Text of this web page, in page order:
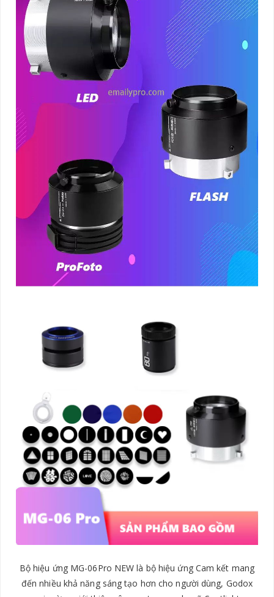
Bộ hiệu ứng MG-06Pro NEW là bộ hiệu ứng Cam kết mang
đến nhiều khả năng sáng tạo hơn cho người dùng, Godox